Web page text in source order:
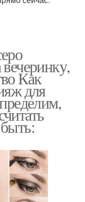
Как
для